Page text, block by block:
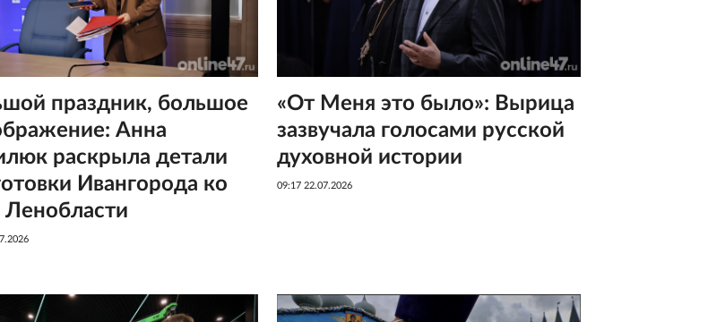
праздник, большое
Анна
раскрыла детали
Ивангорода ко
«От Меня это было»: Вырица
зазвучала голосами русской
духовной истории
09:17 22.07.2026